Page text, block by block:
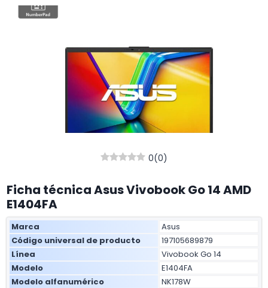
0(0)
Ficha técnica Asus Vivobook Go 14 AMD
E1404FA
Marca
Asus
Código universal de producto
197105689879
Línea
Vivobook Go 14
Modelo
E1404FA
Modelo alfanumérico
NK178W